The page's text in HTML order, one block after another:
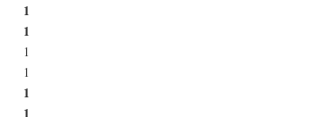
1
1
1
1
1
1